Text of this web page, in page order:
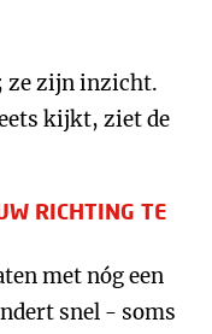
ze zijn inzicht.
kijkt, ziet de
RICHTING TE
met nóg een
snel - soms